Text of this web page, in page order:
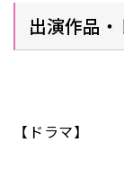
出演作品・
【ドラマ】